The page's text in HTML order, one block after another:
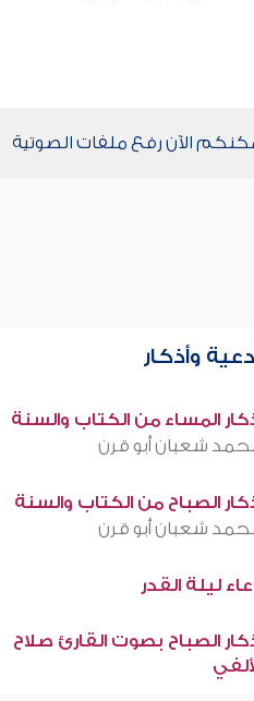
الآن رفع ملفات الصوتية
أدعية وأذكار
المساء من الكتاب والسنة
شعبان أبو قرن
الصباح من الكتاب والسنة
شعبان أبو قرن
ليلة القدر
الصباح بصوت القارئ صلاح